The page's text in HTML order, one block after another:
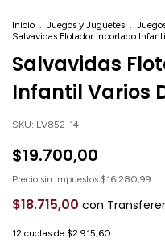
Inicio Juegos y Juguetes
Salvavidas Flotador Inportado
Salvavidas
Infantil Varios
SKU: LV852-14
$19.700,00
Precio sin impuestos $16.280,99
$18.715,00 con
12 cuotas de $2.915,60